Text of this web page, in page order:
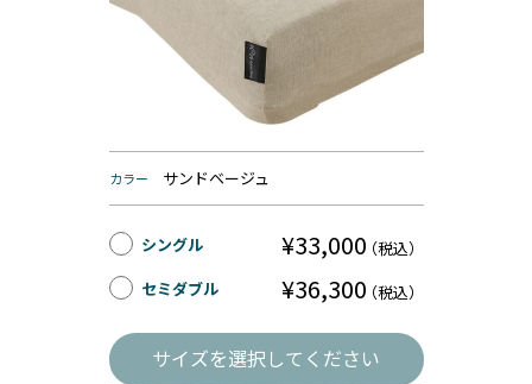
カラー サンドベージュ
シングル ¥33,000（税込）
セミダブル
¥36,300（税込）
サイズを選択してください